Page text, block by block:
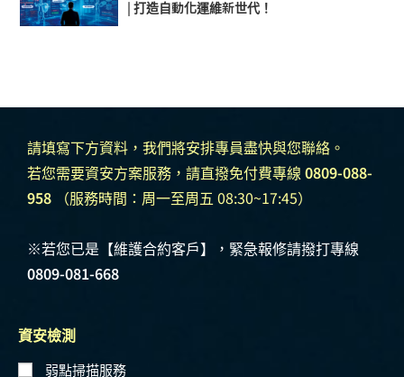
| 打造自動化運維新世代！
請填寫下方資料，我們將安排專員盡快與您聯絡。
若您需要資安方案服務，請直撥免付費專線 0809-088-
958 （服務時間：周一至周五 08:30~17:45）
※若您已是【維護合約客戶】，緊急報修請撥打專線
0809-081-668
資安檢測
弱點掃描服務